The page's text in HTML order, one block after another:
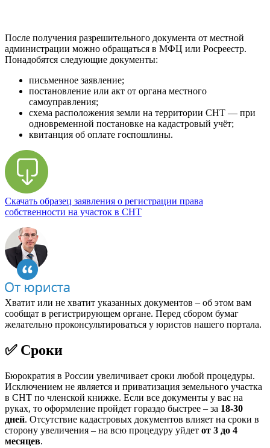
После получения разрешительного документа от местной
администрации можно обращаться в МФЦ или Росреестр.
Понадобятся следующие документы:
письменное заявление;
постановление или акт от органа местного
самоуправления;
схема расположения земли на территории СНТ — при
одновременной постановке на кадастровый учёт;
квитанция об оплате госпошлины.
Скачать образец заявления о регистрации права
собственности на участок в СНТ
Хватит или не хватит указанных документов – об этом вам
сообщат в регистрирующем органе. Перед сбором бумаг
желательно проконсультироваться у юристов нашего портала.
✅ Сроки
Бюрократия в России увеличивает сроки любой процедуры.
Исключением не является и приватизация земельного участка
в СНТ по членской книжке. Если все документы у вас на
руках, то оформление пройдет гораздо быстрее – за 18-30
дней. Отсутствие кадастровых документов влияет на сроки в
сторону увеличения – на всю процедуру уйдет от 3 до 4
месяцев.